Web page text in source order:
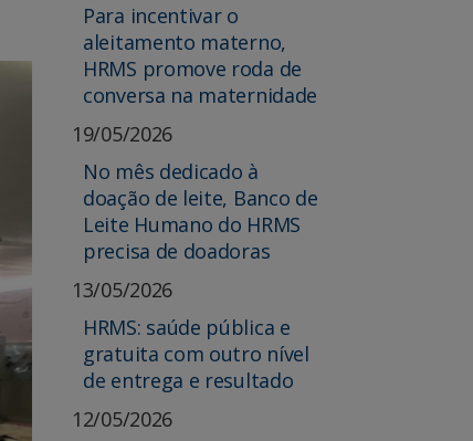
Para incentivar o
aleitamento materno,
HRMS promove roda de
conversa na maternidade
19/05/2026
No mês dedicado à
doação de leite, Banco de
Leite Humano do HRMS
precisa de doadoras
13/05/2026
HRMS: saúde pública e
gratuita com outro nível
de entrega e resultado
12/05/2026